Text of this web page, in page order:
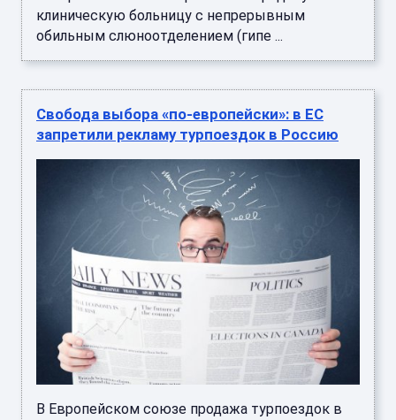
клиническую больницу с непрерывным
обильным слюноотделением (гипе ...
Свобода выбора «по-европейски»: в ЕС
запретили рекламу турпоездок в Россию
В Европейском союзе продажа турпоездок в